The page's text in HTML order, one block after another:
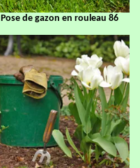
Pose de gazon en rouleau 86